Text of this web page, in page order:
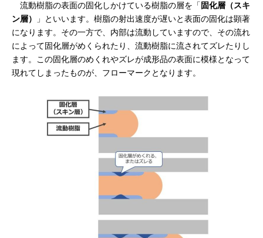
流動樹脂の表面の固化しかけている樹脂の層を「 固化層（スキ
ン層）
」といいます。樹脂の射出速度が遅いと表面の固化は顕著
になります。その一方で、内部は流動していますので、その流れ
によって固化層がめくられたり、流動樹脂に流されてズレたりし
ます。この固化層のめくれやズレが成形品の表面に模様となって
現れてしまったものが、フローマークとなります。